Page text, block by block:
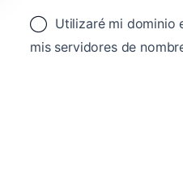
Utilizaré mi dominio
mis servidores de